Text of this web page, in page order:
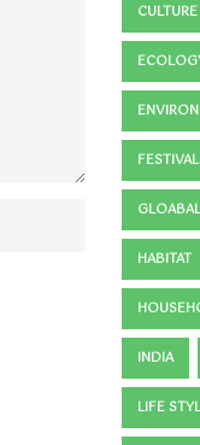
CULTURE
HABITAT
INDIA
LIFE